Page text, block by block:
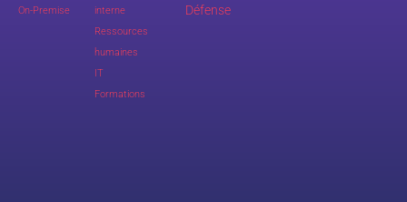
On-Premise
interne
Ressources
humaines
IT
Formations
Défense